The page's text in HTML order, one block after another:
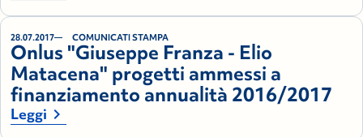
28.07.2017 COMUNICATI STAMPA
Onlus "Giuseppe Franza - Elio
Matacena" progetti ammessi a
finanziamento annualità 2016/2017
Leggi chevron_right